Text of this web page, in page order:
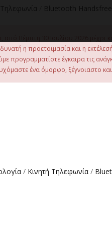
Τηλεφωνία Bluetooth Handsfree
δυνατή η προετοιμασία και η
προγραμματίστε έγκαιρα τις
ένα όμορφο, ξέγνοιαστο
/ Κινητή Τηλεφωνία /